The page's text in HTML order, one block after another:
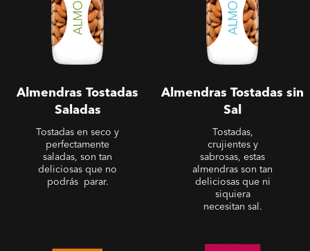
Almendras Tostadas
Saladas
Tostadas en seco y
perfectamente
saladas, son tan
deliciosas que no
podrás parar.
Almendras Tostadas sin
Sal
Tostadas,
crujientes y
sabrosas, estas
almendras son tan
deliciosas que ni
siquiera
necesitan sal.